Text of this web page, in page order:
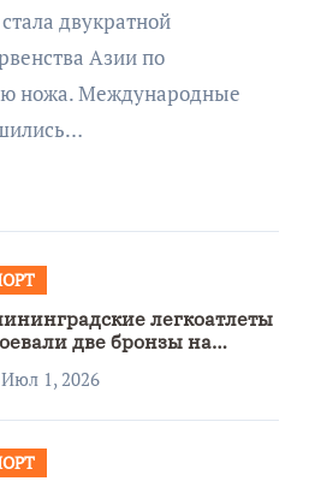
двукратной
Азии по
ножа. Международные
легкоатлеты
две бронзы на
России
Июл 1, 2026